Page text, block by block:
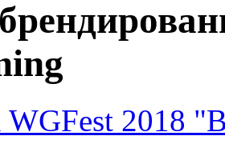
WGFest 2018